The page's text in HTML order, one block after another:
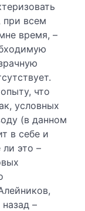
при всем
время, –
что
условных
(в данном
в себе и
это –
–